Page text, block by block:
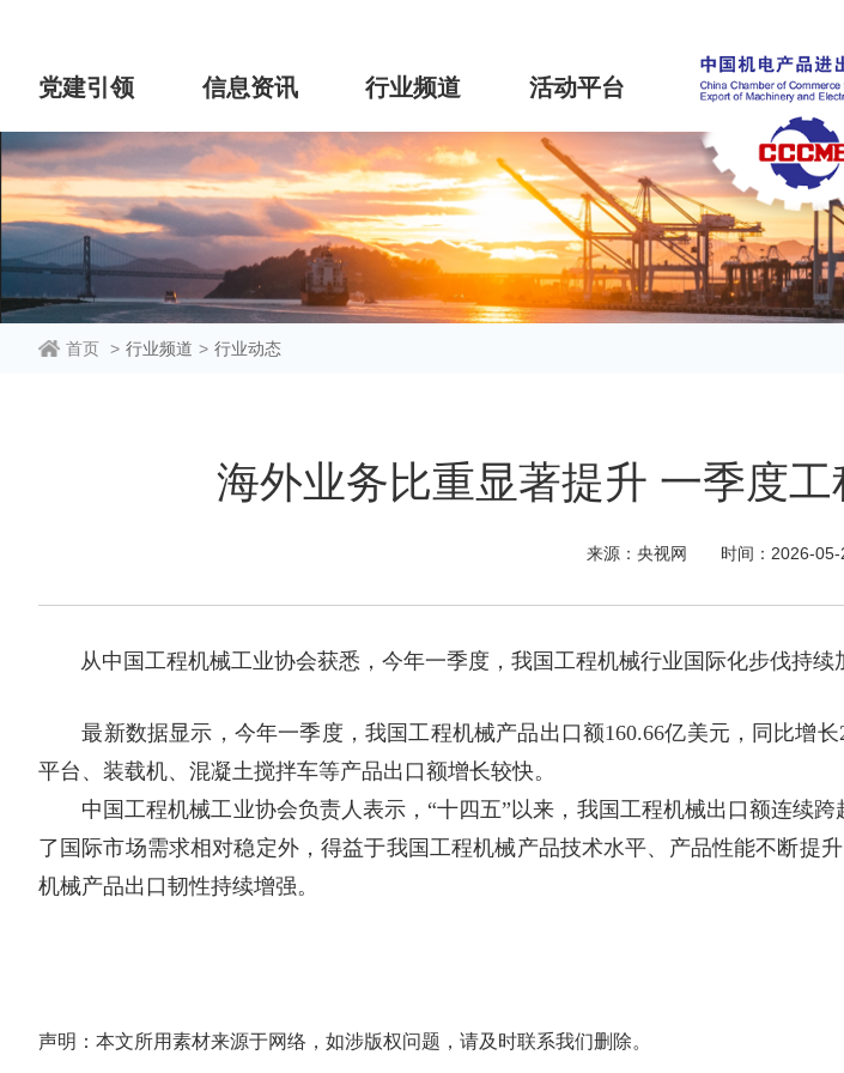
党建引领 信息资讯 行业频道 活动平台
首页 > 行业频道 > 行业动态
海外业务比重显著提升 一季度
来源：央视网 时间：2026-05-
从中国工程机械工业协会获悉，今年一季度，我国工程机械行业国际化步伐持续
最新数据显示，今年一季度，我国工程机械产品出口额160.66亿美元，同比增
平台、装载机、混凝土搅拌车等产品出口额增长较快。
中国工程机械工业协会负责人表示，“十四五”以来，我国工程机械出口额连续跨
了国际市场需求相对稳定外，得益于我国工程机械产品技术水平、产品性能不断提
机械产品出口韧性持续增强。
声明：本文所用素材来源于网络，如涉版权问题，请及时联系我们删除。